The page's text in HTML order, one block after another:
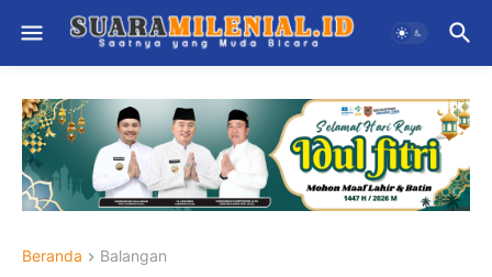
Beranda Balangan